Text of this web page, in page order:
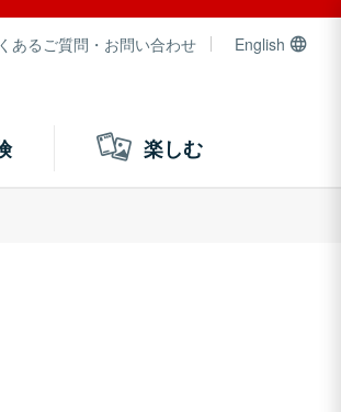
あるご質問・お問い合わせ English
楽しむ